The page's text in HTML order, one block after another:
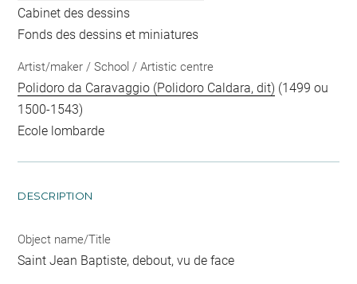
Cabinet des dessins
Fonds des dessins et miniatures
Artist/maker / School / Artistic centre
Polidoro da Caravaggio (Polidoro Caldara, dit) (1499 ou
1500-1543)
Ecole lombarde
DESCRIPTION
Object name/Title
Saint Jean Baptiste, debout, vu de face